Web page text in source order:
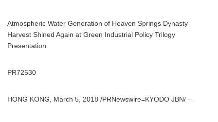
Atmospheric Water Generation of Heaven Springs Dynasty
Harvest Shined Again at Green Industrial Policy Trilogy
Presentation
PR72530
HONG KONG, March 5, 2018 /PRNewswire=KYODO JBN/ --